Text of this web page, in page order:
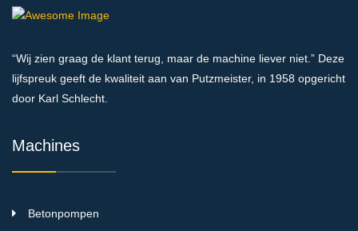
“Wij zien graag de klant terug, maar de machine liever niet.” Deze
lijfspreuk geeft de kwaliteit aan van Putzmeister, in 1958 opgericht
door Karl Schlecht.
Machines
Betonpompen